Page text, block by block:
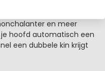
iets erboven. Recht in
en meer
hoofd automatisch een
een dubbele kin krijgt